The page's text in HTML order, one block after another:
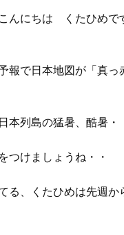
んにちは くたひめで
報で日本地図が「真っ
本列島の猛暑、酷暑・
つけましょうね・・
る、くたひめは先週か